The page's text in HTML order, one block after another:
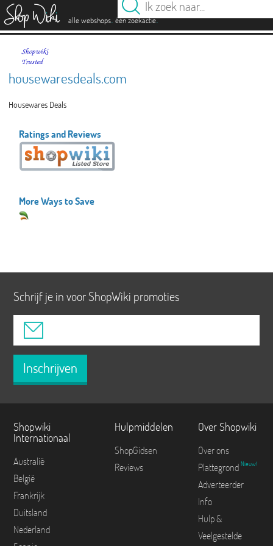
alle webshops. één zoekactie.
housewaresdeals.com
Housewares Deals
Ratings and Reviews
More Ways to Save
Schrijf je in voor ShopWiki promoties
Inschrijven
Shopwiki
Internationaal
Australië
België
Frankrijk
Duitsland
Nederland
Hulpmiddelen
ShopGidsen
Reviews
Over Shopwiki
Over ons
Plattegrond Nieuw!
Adverteerder
Info
Hulp &
Veelgestelde